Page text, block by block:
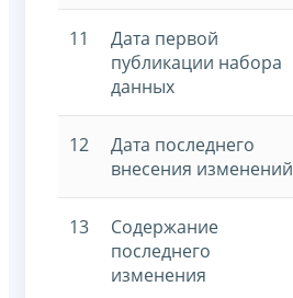
11
Дата первой
публикации набора
данных
12
Дата последнего
внесения изменений
13
Содержание
последнего
изменения